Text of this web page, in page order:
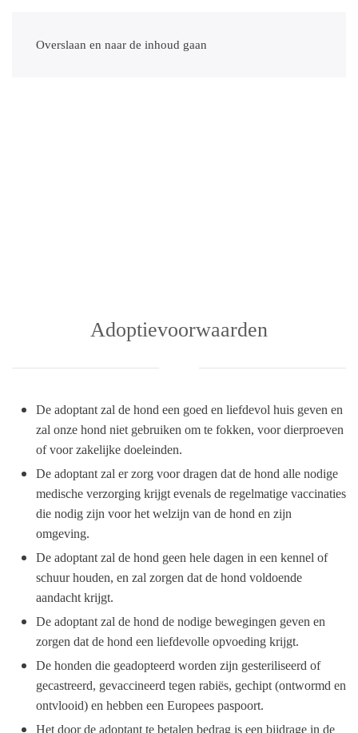
Overslaan en naar de inhoud gaan
Adoptievoorwaarden
De adoptant zal de hond een goed en liefdevol huis geven en
zal onze hond niet gebruiken om te fokken, voor dierproeven
of voor zakelijke doeleinden.
De adoptant zal er zorg voor dragen dat de hond alle nodige
medische verzorging krijgt evenals de regelmatige vaccinaties
die nodig zijn voor het welzijn van de hond en zijn
omgeving.
De adoptant zal de hond geen hele dagen in een kennel of
schuur houden, en zal zorgen dat de hond voldoende
aandacht krijgt.
De adoptant zal de hond de nodige bewegingen geven en
zorgen dat de hond een liefdevolle opvoeding krijgt.
De honden die geadopteerd worden zijn gesteriliseerd of
gecastreerd, gevaccineerd tegen rabiës, gechipt (ontwormd en
ontvlooid) en hebben een Europees paspoort.
Het door de adoptant te betalen bedrag is een bijdrage in de